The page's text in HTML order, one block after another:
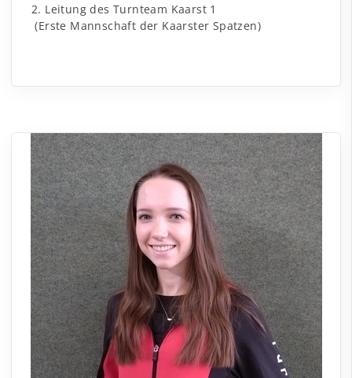
2. Leitung des Turnteam Kaarst 1
(Erste Mannschaft der Kaarster Spatzen)